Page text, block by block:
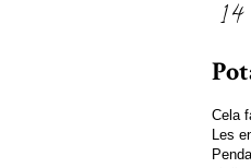
Cela
Les